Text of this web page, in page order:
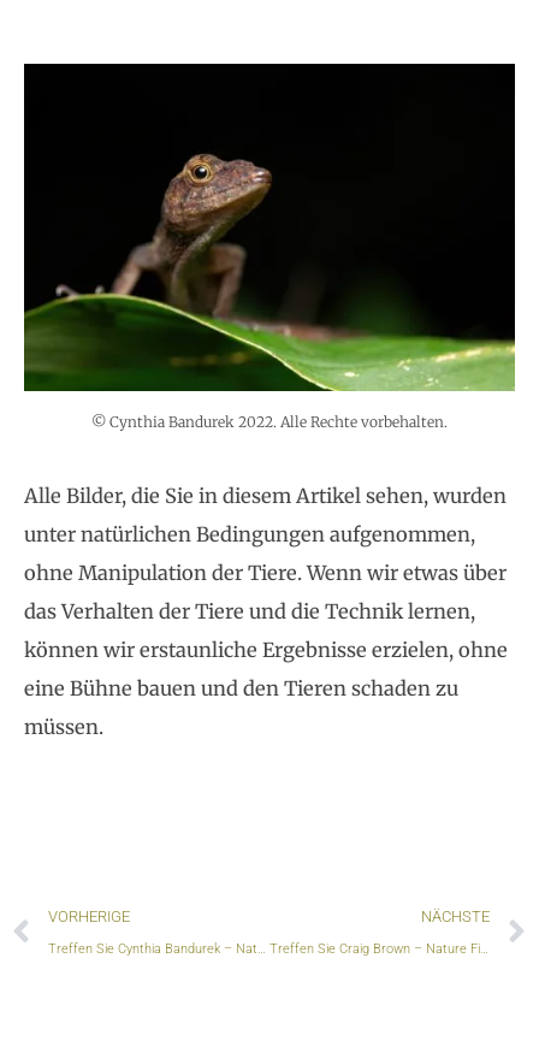
© Cynthia Bandurek 2022. Alle Rechte vorbehalten.
Alle Bilder, die Sie in diesem Artikel sehen, wurden
unter natürlichen Bedingungen aufgenommen,
ohne Manipulation der Tiere. Wenn wir etwas über
das Verhalten der Tiere und die Technik lernen,
können wir erstaunliche Ergebnisse erzielen, ohne
eine Bühne bauen und den Tieren schaden zu
müssen.
Vorher
VORHERIGE
Treffen Sie Cynthia Bandurek – Nature First-Botschafterin
NÄCHSTE
Treffen Sie Craig Brown – Nature First-Botschafter